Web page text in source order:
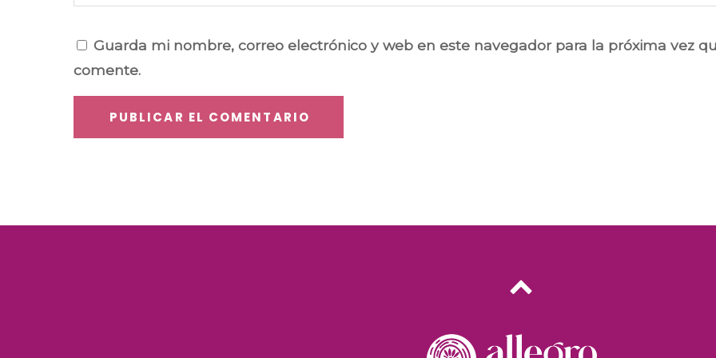
Guarda mi nombre, correo electrónico y web en este navegador para la próxima vez
comente.